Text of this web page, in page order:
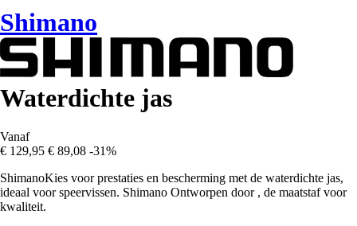
Shimano
Waterdichte jas
Vanaf
€ 129,95 € 89,08 -31%
ShimanoKies voor prestaties en bescherming met de waterdichte jas,
ideaal voor speervissen. Shimano Ontworpen door , de maatstaf voor
kwaliteit.